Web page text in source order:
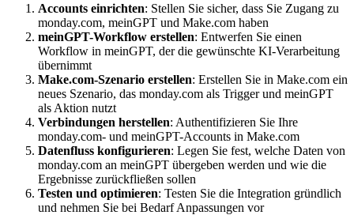
Accounts einrichten: Stellen Sie sicher, dass Sie Zugang zu
monday.com, meinGPT und Make.com haben
meinGPT-Workflow erstellen: Entwerfen Sie einen
Workflow in meinGPT, der die gewünschte KI-Verarbeitung
übernimmt
Make.com-Szenario erstellen: Erstellen Sie in Make.com ein
neues Szenario, das monday.com als Trigger und meinGPT
als Aktion nutzt
Verbindungen herstellen: Authentifizieren Sie Ihre
monday.com- und meinGPT-Accounts in Make.com
Datenfluss konfigurieren: Legen Sie fest, welche Daten von
monday.com an meinGPT übergeben werden und wie die
Ergebnisse zurückfließen sollen
Testen und optimieren: Testen Sie die Integration gründlich
und nehmen Sie bei Bedarf Anpassungen vor